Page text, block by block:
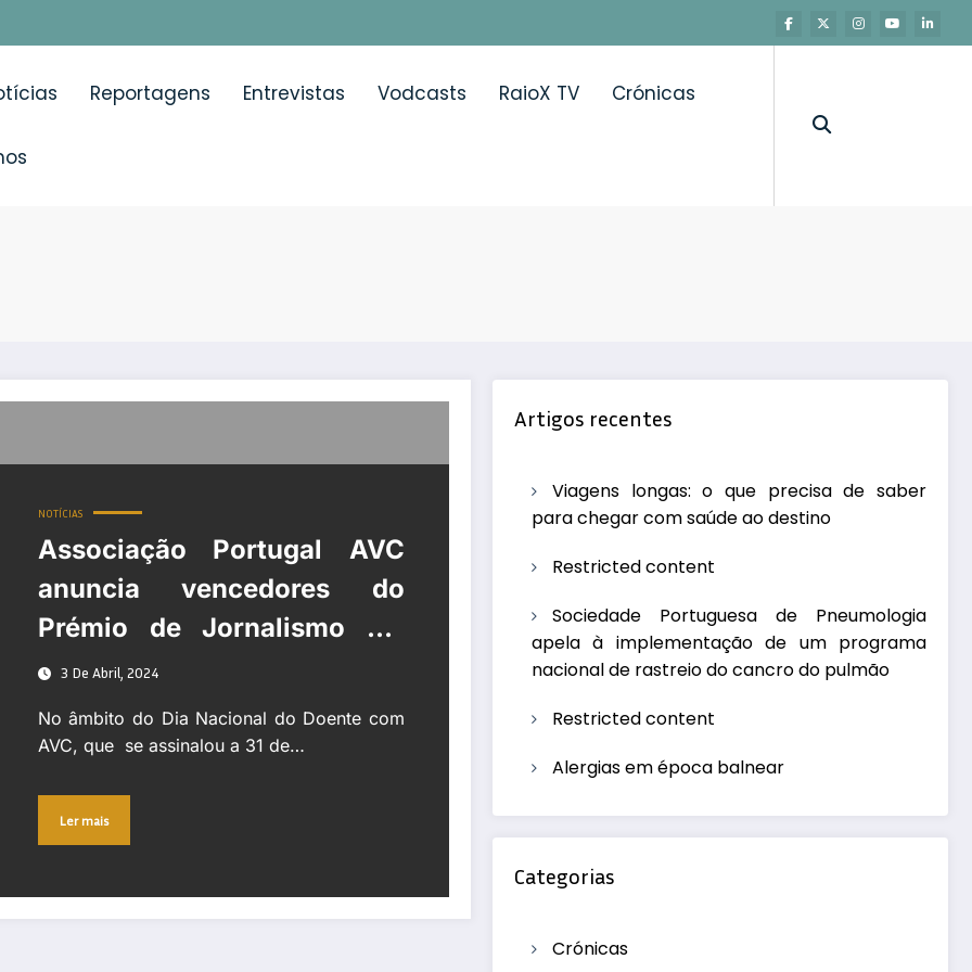
Reportagens Entrevistas Vodcasts RaioX TV Crónicas
de Jornalismo «O Acidente Vascular Cerebral» e alerta para as desigualdades na reabilitação
NOTÍCIAS
Associação Portugal AVC
anuncia vencedores do
Prémio de Jornalismo «O
Acidente Vascular Cerebral»
e alerta para as
desigualdades na
3 De Abril, 2024
No âmbito do Dia Nacional do Doente com
AVC, que se assinalou a 31 de…
Ler mais
Artigos recentes
Viagens longas: o que precisa de saber
para chegar com saúde ao destino
Restricted content
Sociedade Portuguesa de Pneumologia
apela à implementação de um programa
nacional de rastreio do cancro do pulmão
Restricted content
Alergias em época balnear
Categorias
Crónicas